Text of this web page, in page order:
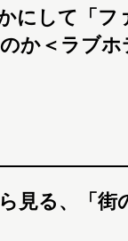
にして「フ
か＜ラブホ
見る、「街